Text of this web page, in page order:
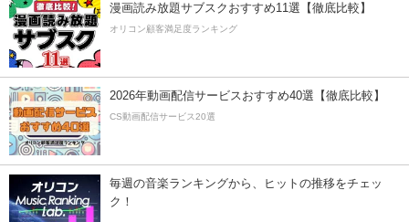
漫画読み放題サブスクおすすめ11選【徹底比較】
オリコン顧客満足度ランキング
2026年動画配信サービスおすすめ40選【徹底比較】
CS動画配信サービス20選
毎週の音楽ランキングから、ヒットの推移をチェッ
ク！